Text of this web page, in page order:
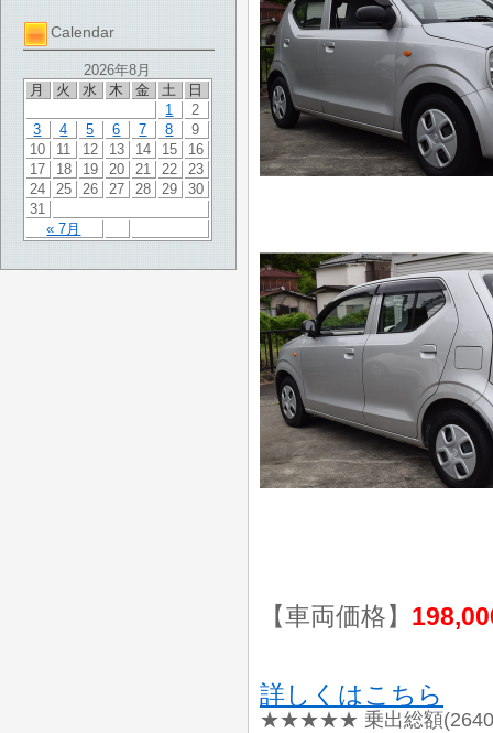
Calendar
2026年8月
月
火 水 木 金 土 日
« 7月
1
2
3
4 5 6 7 8
9
10
11 12 13 14 15
16
17
18 19 20 21 22
23
24
25 26 27 28 29
30
31
【車両価格】
詳しくはこちら
★★★★★ 乗出総額